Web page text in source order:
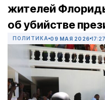
жителей
об убийстве
ПОЛИТИКА 09 МАЯ 2026 17:27